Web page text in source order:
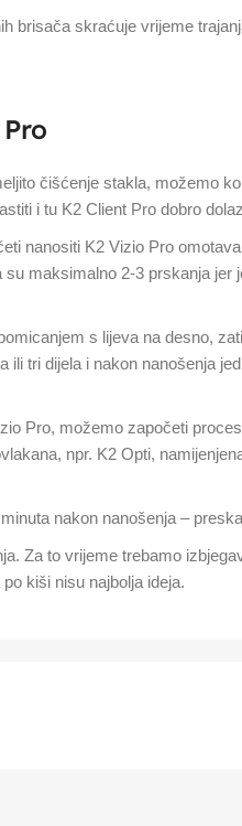
brisača skraćuje vrijeme
čišćenje stakla, možemo
i tu K2 Client Pro dobro
nanositi K2 Vizio Pro
maksimalno 2-3 prskanja jer
s lijeva na desno,
ili tri dijela i nakon nanošenja
Pro, možemo započeti
npr. K2 Opti,
nakon nanošenja –
Za to vrijeme trebamo
kiši nisu najbolja ideja.